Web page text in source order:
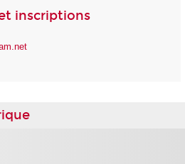
inscriptions